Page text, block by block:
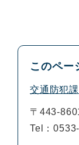
このペー
交通防犯課
〒443-
Tel：